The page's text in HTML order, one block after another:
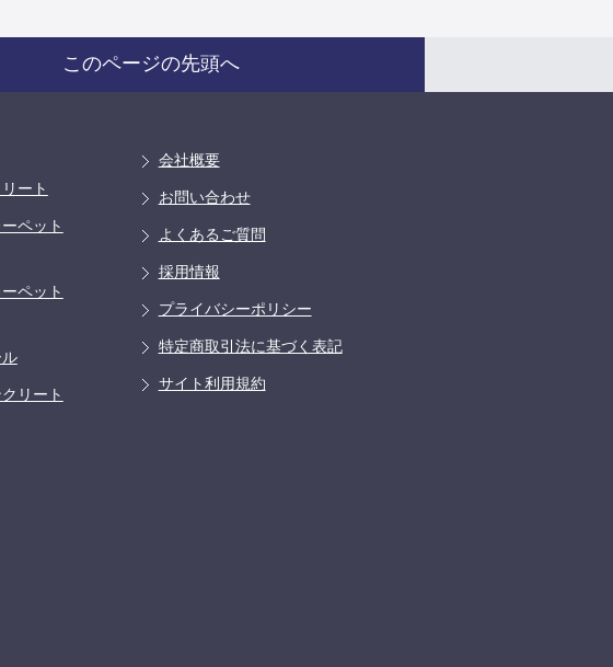
このページの先頭へ
ート
ペット
ペット
リート
会社概要
お問い合わせ
よくあるご質問
採用情報
プライバシーポリシー
特定商取引法に基づく表記
サイト利用規約